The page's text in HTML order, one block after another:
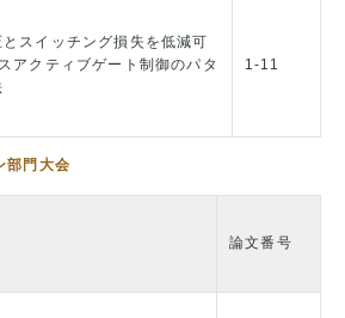
スイッチング損失を低減可
アクティブゲート制御のパタ
1-11
部門大会
論文番号